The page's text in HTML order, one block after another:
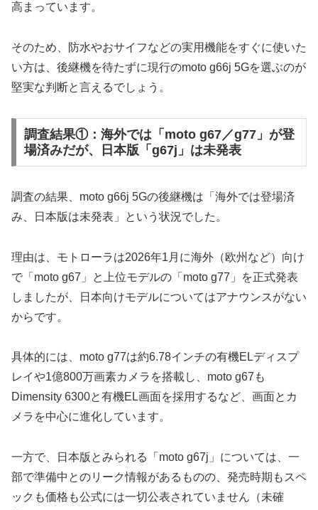
高まっています。
そのため、防水やおサイフなどの実用機能をすぐに使いた
い方は、後継機を待たずに現行のmoto g66j 5Gを選ぶのが
堅実な判断と言えるでしょう。
調査結果①：海外では「moto g67／g77」が登
場済みだが、日本版「g67j」は未発表
調査の結果、moto g66j 5Gの後継機は「海外では登場済
み、日本版は未発表」という状況でした。
理由は、モトローラは2026年1月に海外（欧州など）向け
で「moto g67」と上位モデルの「moto g77」を正式発表
しましたが、日本向けモデルについてはアナウンスがない
からです。
具体的には、moto g77は約6.78インチの有機ELディスプ
レイや1億800万画素カメラを搭載し、moto g67も
Dimensity 6300と有機EL画面を採用するなど、画面とカ
メラを中心に進化しています。
一方で、日本版とみられる「moto g67j」については、一
部で準備中とのリーク情報があるものの、発売時期もスペ
ックも価格も公式には一切公表されていません（未確